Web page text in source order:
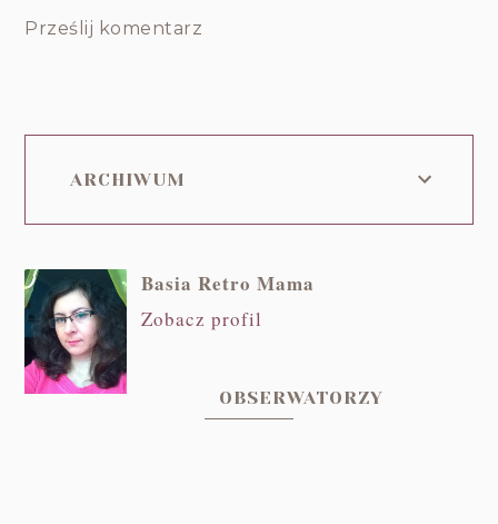
Prześlij komentarz
ARCHIWUM
Basia Retro Mama
Zobacz profil
OBSERWATORZY